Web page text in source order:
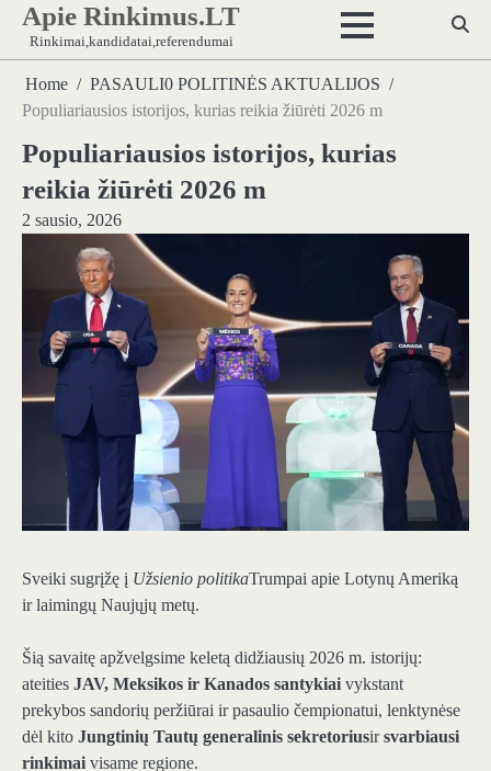
Skip
content
Apie Rinkimus.LT
Rinkimai,kandidatai,referendumai
Home
PASAULI0 POLITINĖS AKTUALIJOS
Populiariausios istorijos, kurias reikia žiūrėti 2026 m
Populiariausios istorijos, kurias
reikia žiūrėti 2026 m
2 sausio, 2026
Sveiki sugrįžę į Užsienio politikaTrumpai apie Lotynų Ameriką
ir laimingų Naujųjų metų.
Šią savaitę apžvelgsime keletą didžiausių 2026 m. istorijų:
ateities JAV, Meksikos ir Kanados santykiai vykstant
prekybos sandorių peržiūrai ir pasaulio čempionatui, lenktynėse
dėl kito Jungtinių Tautų generalinis sekretoriusirsvarbiausi
rinkimai visame regione.